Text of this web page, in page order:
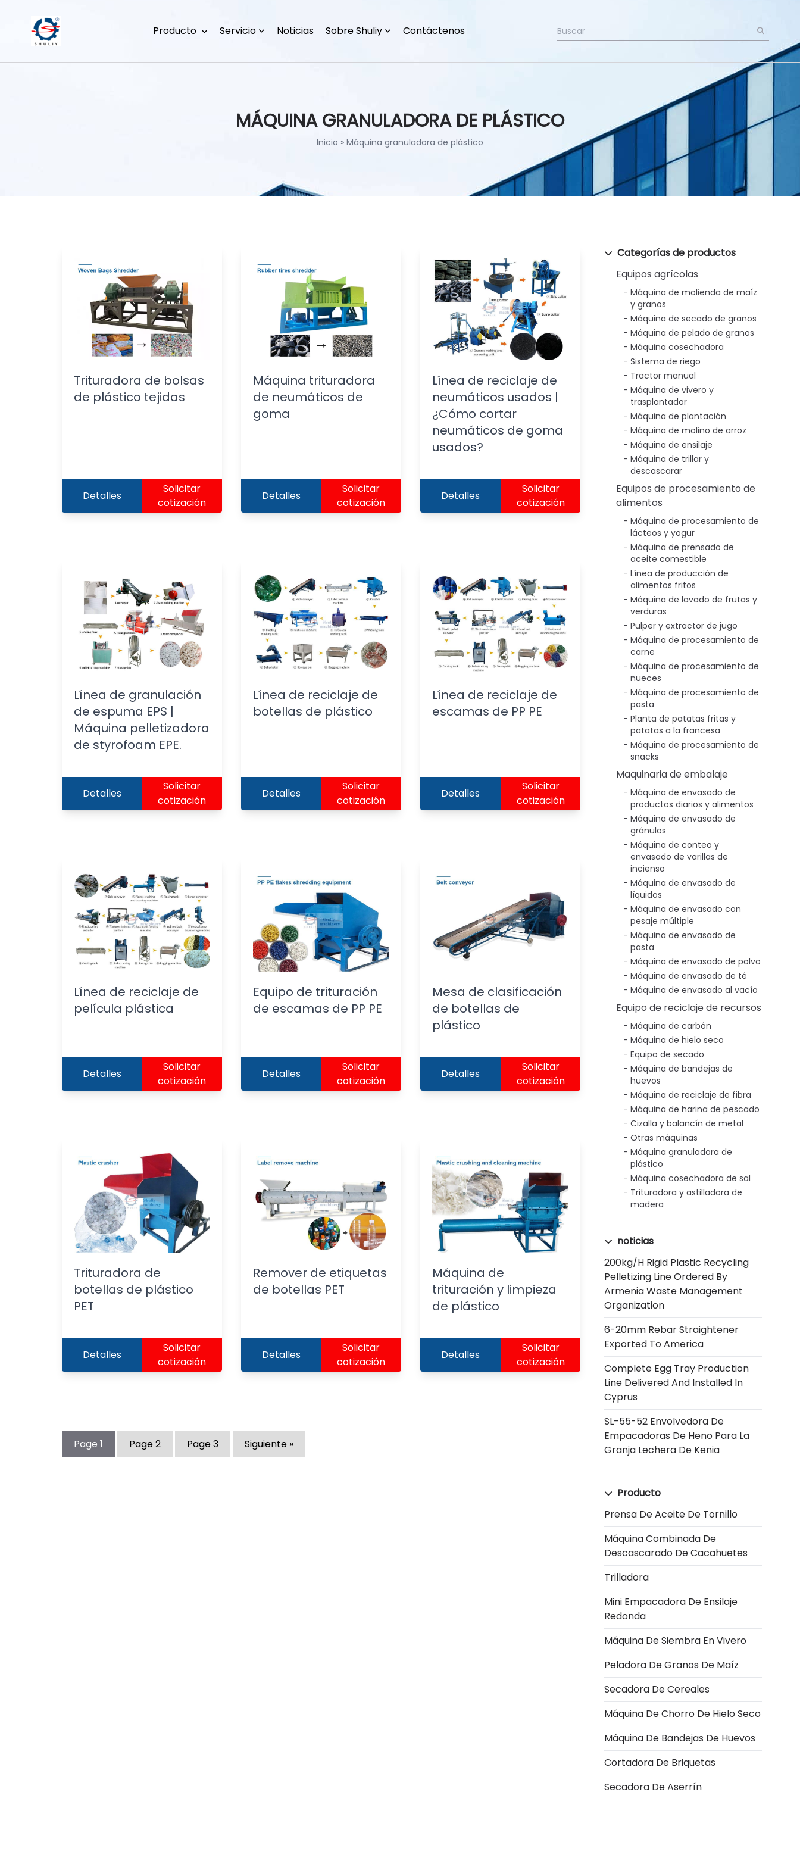
Producto Servicio Noticias Sobre Shuliy Contáctenos
MÁQUINA GRANULADORA DE PLÁSTICO
Inicio » Máquina granuladora de plástico
Categorías de productos
Equipos agrícolas
Máquina de molienda de maíz
y granos
Máquina de secado de granos
Máquina de pelado de granos
Máquina cosechadora
Sistema de riego
Tractor manual
Máquina de vivero y
trasplantador
Máquina de plantación
Máquina de molino de arroz
Máquina de ensilaje
Máquina de trillar y
descascarar
Equipos de procesamiento de
alimentos
Máquina de procesamiento de
lácteos y yogur
Máquina de prensado de
aceite comestible
Línea de producción de
alimentos fritos
Máquina de lavado de frutas y
verduras
Pulper y extractor de jugo
Máquina de procesamiento de
carne
Máquina de procesamiento de
nueces
Máquina de procesamiento de
pasta
Planta de patatas fritas y
patatas a la francesa
Máquina de procesamiento de
snacks
Maquinaria de embalaje
Máquina de envasado de
productos diarios y alimentos
Máquina de envasado de
gránulos
Máquina de conteo y
envasado de varillas de
incienso
Máquina de envasado de
líquidos
Máquina de envasado con
pesaje múltiple
Máquina de envasado de
pasta
Máquina de envasado de polvo
Máquina de envasado de té
Máquina de envasado al vacío
Equipo de reciclaje de recursos
Máquina de carbón
Máquina de hielo seco
Equipo de secado
Máquina de bandejas de
huevos
Máquina de reciclaje de fibra
Máquina de harina de pescado
Cizalla y balancín de metal
Otras máquinas
Máquina granuladora de
plástico
Máquina cosechadora de sal
Trituradora y astilladora de
madera
noticias
200kg/h Rigid Plastic Recycling
Pelletizing Line Ordered By
Armenia Waste Management
Organization
6-20mm Rebar Straightener
Exported To America
Complete Egg Tray Production
Line Delivered And Installed In
Cyprus
SL-55-52 Envolvedora De
Empacadoras De Heno Para La
Granja Lechera De Kenia
Producto
Prensa De Aceite De Tornillo
Máquina Combinada De
Descascarado De Cacahuetes
Trilladora
Mini Empacadora De Ensilaje
Redonda
Máquina De Siembra En Vivero
Peladora De Granos De Maíz
Secadora De Cereales
Máquina De Chorro De Hielo Seco
Máquina De Bandejas De Huevos
Cortadora De Briquetas
Secadora De Aserrín
Trituradora de bolsas
de plástico tejidas
Detalles
Solicitar
cotización
Máquina trituradora
de neumáticos de
goma
Detalles
Solicitar
cotización
Línea de reciclaje de
neumáticos usados |
¿Cómo cortar
neumáticos de goma
usados?
Detalles
Solicitar
cotización
Línea de granulación
de espuma EPS |
Máquina pelletizadora
de styrofoam EPE.
Detalles
Solicitar
cotización
Línea de reciclaje de
botellas de plástico
Detalles
Solicitar
cotización
Línea de reciclaje de
escamas de PP PE
Detalles
Solicitar
cotización
Línea de reciclaje de
película plástica
Detalles
Solicitar
cotización
Equipo de trituración
de escamas de PP PE
Detalles
Solicitar
cotización
Mesa de clasificación
de botellas de
plástico
Detalles
Solicitar
cotización
Trituradora de
botellas de plástico
PET
Detalles
Solicitar
cotización
Remover de etiquetas
de botellas PET
Detalles
Solicitar
cotización
Máquina de
trituración y limpieza
de plástico
Detalles
Solicitar
cotización
Page 1 Page2 Page3 Siguiente »
Greek